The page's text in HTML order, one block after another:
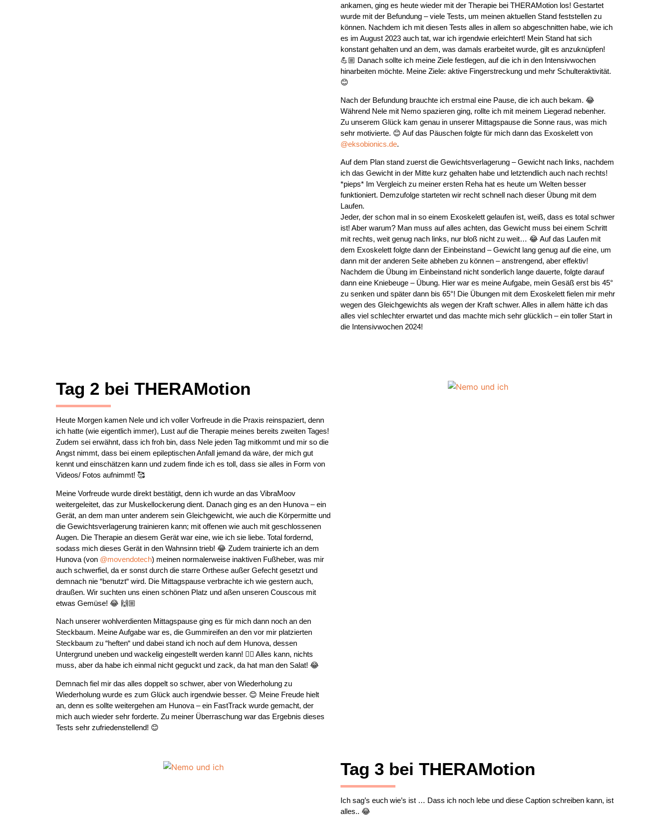
ankamen, ging es heute wieder mit der Therapie bei THERAMotion los! Gestartet
wurde mit der Befundung – viele Tests, um meinen aktuellen Stand feststellen zu
können. Nachdem ich mit diesen Tests alles in allem so abgeschnitten habe, wie ich
es im August 2023 auch tat, war ich irgendwie erleichtert! Mein Stand hat sich
konstant gehalten und an dem, was damals erarbeitet wurde, gilt es anzuknüpfen!
💪🏼 Danach sollte ich meine Ziele festlegen, auf die ich in den Intensivwochen
hinarbeiten möchte. Meine Ziele: aktive Fingerstreckung und mehr Schulteraktivität.
😊
Nach der Befundung brauchte ich erstmal eine Pause, die ich auch bekam. 😂
Während Nele mit Nemo spazieren ging, rollte ich mit meinem Liegerad nebenher.
Zu unserem Glück kam genau in unserer Mittagspause die Sonne raus, was mich
sehr motivierte. 😊 Auf das Päuschen folgte für mich dann das Exoskelett von
@eksobionics.de.
Auf dem Plan stand zuerst die Gewichtsverlagerung – Gewicht nach links, nachdem
ich das Gewicht in der Mitte kurz gehalten habe und letztendlich auch nach rechts!
*pieps* Im Vergleich zu meiner ersten Reha hat es heute um Welten besser
funktioniert. Demzufolge starteten wir recht schnell nach dieser Übung mit dem
Laufen.
Jeder, der schon mal in so einem Exoskelett gelaufen ist, weiß, dass es total schwer
ist! Aber warum? Man muss auf alles achten, das Gewicht muss bei einem Schritt
mit rechts, weit genug nach links, nur bloß nicht zu weit… 😂 Auf das Laufen mit
dem Exoskelett folgte dann der Einbeinstand – Gewicht lang genug auf die eine, um
dann mit der anderen Seite abheben zu können – anstrengend, aber effektiv!
Nachdem die Übung im Einbeinstand nicht sonderlich lange dauerte, folgte darauf
dann eine Kniebeuge – Übung. Hier war es meine Aufgabe, mein Gesäß erst bis 45°
zu senken und später dann bis 65°! Die Übungen mit dem Exoskelett fielen mir mehr
wegen des Gleichgewichts als wegen der Kraft schwer. Alles in allem hätte ich das
alles viel schlechter erwartet und das machte mich sehr glücklich – ein toller Start in
die Intensivwochen 2024!
Tag 2 bei THERAMotion
Heute Morgen kamen Nele und ich voller Vorfreude in die Praxis reinspaziert, denn
ich hatte (wie eigentlich immer), Lust auf die Therapie meines bereits zweiten Tages!
Zudem sei erwähnt, dass ich froh bin, dass Nele jeden Tag mitkommt und mir so die
Angst nimmt, dass bei einem epileptischen Anfall jemand da wäre, der mich gut
kennt und einschätzen kann und zudem finde ich es toll, dass sie alles in Form von
Videos/ Fotos aufnimmt! 🥰
Meine Vorfreude wurde direkt bestätigt, denn ich wurde an das VibraMoov
weitergeleitet, das zur Muskellockerung dient. Danach ging es an den Hunova – ein
Gerät, an dem man unter anderem sein Gleichgewicht, wie auch die Körpermitte und
die Gewichtsverlagerung trainieren kann; mit offenen wie auch mit geschlossenen
Augen. Die Therapie an diesem Gerät war eine, wie ich sie liebe. Total fordernd,
sodass mich dieses Gerät in den Wahnsinn trieb! 😂 Zudem trainierte ich an dem
Hunova (von @movendotech) meinen normalerweise inaktiven Fußheber, was mir
auch schwerfiel, da er sonst durch die starre Orthese außer Gefecht gesetzt und
demnach nie “benutzt“ wird. Die Mittagspause verbrachte ich wie gestern auch,
draußen. Wir suchten uns einen schönen Platz und aßen unseren Couscous mit
etwas Gemüse! 😂 🙌🏼
Nach unserer wohlverdienten Mittagspause ging es für mich dann noch an den
Steckbaum. Meine Aufgabe war es, die Gummireifen an den vor mir platzierten
Steckbaum zu “heften“ und dabei stand ich noch auf dem Hunova, dessen
Untergrund uneben und wackelig eingestellt werden kann! 😮‍💨 Alles kann, nichts
muss, aber da habe ich einmal nicht geguckt und zack, da hat man den Salat! 😂
Demnach fiel mir das alles doppelt so schwer, aber von Wiederholung zu
Wiederholung wurde es zum Glück auch irgendwie besser. 😊 Meine Freude hielt
an, denn es sollte weitergehen am Hunova – ein FastTrack wurde gemacht, der
mich auch wieder sehr forderte. Zu meiner Überraschung war das Ergebnis dieses
Tests sehr zufriedenstellend! 😊
Tag 3 bei THERAMotion
Ich sag’s euch wie’s ist … Dass ich noch lebe und diese Caption schreiben kann, ist
alles.. 😂